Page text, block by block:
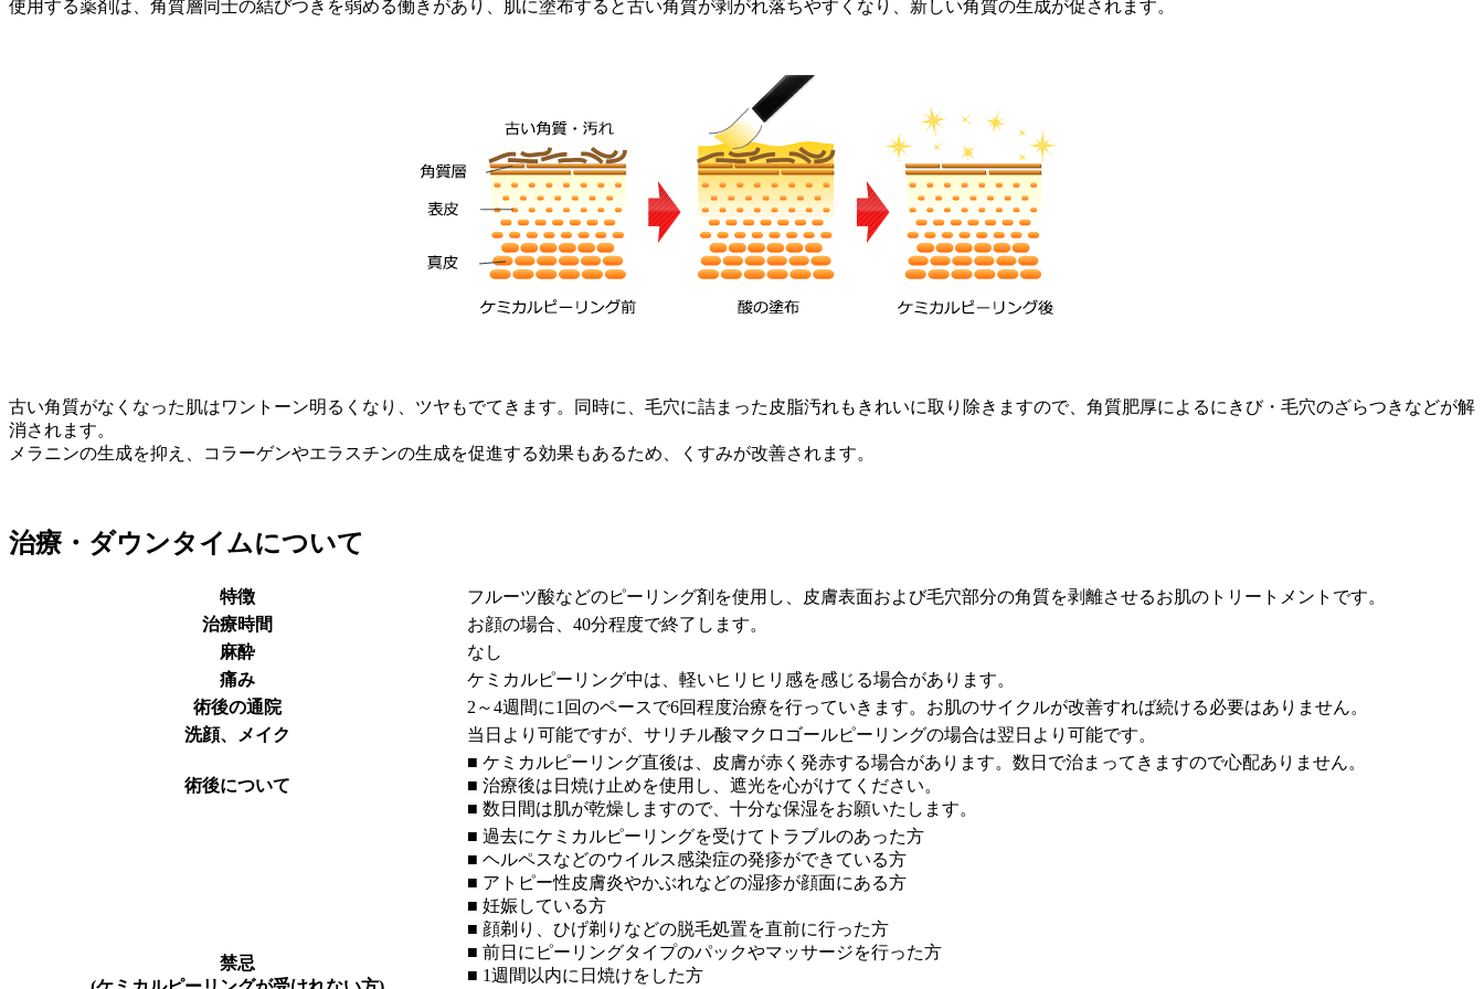
使用する薬剤は、角質層同士の結びつきを弱める働きがあり、肌に塗布すると古い角質が剥がれ落ちやすくなり、新しい角質の生成が促されます。
古い角質がなくなった肌はワントーン明るくなり、ツヤもでてきます。同時に、毛穴に詰まった皮脂汚れもきれいに取り除きますので、角質肥厚によるにきび・毛穴のざらつきなどが解
消されます。
メラニンの生成を抑え、コラーゲンやエラスチンの生成を促進する効果もあるため、くすみが改善されます。
治療・ダウンタイムについて
特徴
フルーツ酸などのピーリング剤を使用し、皮膚表面および毛穴部分の角質を剥離させるお肌のトリートメントです。
治療時間
お顔の場合、40分程度で終了します。
麻酔
なし
痛み
ケミカルピーリング中は、軽いヒリヒリ感を感じる場合があります。
術後の通院
2～4週間に1回のペースで6回程度治療を行っていきます。お肌のサイクルが改善すれば続ける必要はありません。
洗顔、メイク
当日より可能ですが、サリチル酸マクロゴールピーリングの場合は翌日より可能です。
術後について
■ ケミカルピーリング直後は、皮膚が赤く発赤する場合があります。数日で治まってきますので心配ありません。
■ 治療後は日焼け止めを使用し、遮光を心がけてください。
■ 数日間は肌が乾燥しますので、十分な保湿をお願いたします。
禁忌
■ 過去にケミカルピーリングを受けてトラブルのあった方
■ ヘルペスなどのウイルス感染症の発疹ができている方
■ アトピー性皮膚炎やかぶれなどの湿疹が顔面にある方
■ 妊娠している方
■ 顔剃り、ひげ剃りなどの脱毛処置を直前に行った方
■ 前日にピーリングタイプのパックやマッサージを行った方
■ 1週間以内に日焼けをした方